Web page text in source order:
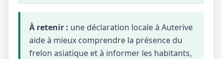
À retenir : une déclaration locale à Auterive
aide à mieux comprendre la présence du
frelon asiatique et à informer les habitants,